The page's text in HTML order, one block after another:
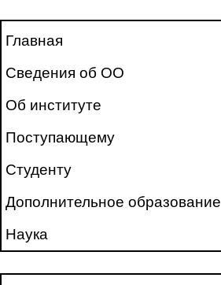
Главная
Сведения об ОО
Об институте
Поступающему
Студенту
Дополнительное образование
Наука